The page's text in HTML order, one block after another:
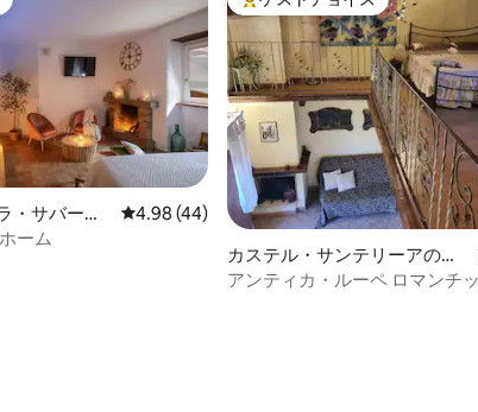
・サバーツ
・アパート
レビュー44件、5つ星中4.98つ星の平均評価
4.98 (44)
ーム
大好評のゲストチョイスです。
カステル・サンテリーアの一
軒家
アンティカ・ルーペ ロマンチックで静か